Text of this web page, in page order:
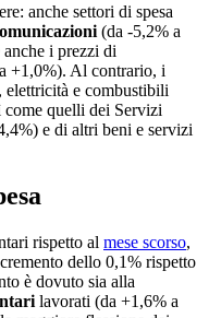
anche settori di spesa
(da -5,2% a
i prezzi di
+1,0%). Al contrario, i
elettricità e combustibili
come quelli dei Servizi
e di altri beni e servizi
rispetto al mese scorso,
dello 0,1% rispetto
è dovuto sia alla
lavorati (da +1,6% a